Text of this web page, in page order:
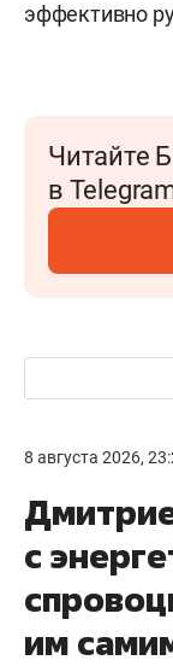
эффективно
Читайте
в
8 августа 2026,
с
им